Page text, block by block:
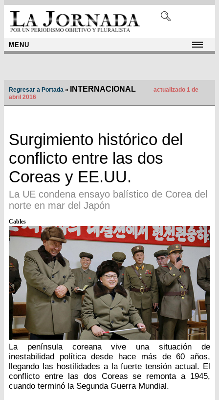
MENU
Regresar a Portada » INTERNACIONAL
actualizado 1 de
abril 2016
Surgimiento histórico del
conflicto entre las dos
Coreas y EE.UU.
La UE condena ensayo balístico de Corea del
norte en mar del Japón
Cables
La península coreana vive una situación de
inestabilidad política desde hace más de 60 años,
llegando las hostilidades a la fuerte tensión actual. El
conflicto entre las dos Coreas se remonta a 1945,
cuando terminó la Segunda Guerra Mundial.